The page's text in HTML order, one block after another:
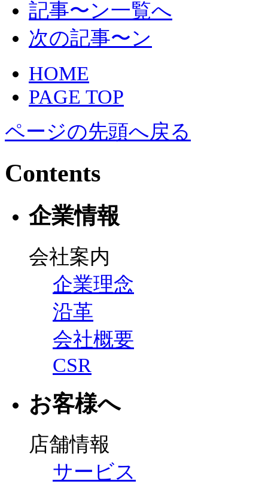
記事〜ン一覧へ
次の記事〜ン
HOME
PAGE TOP
ページの先頭へ戻る
Contents
企業情報
会社案内
企業理念
沿革
会社概要
CSR
お客様へ
店舗情報
サービス